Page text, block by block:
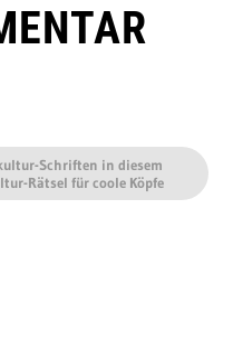
Schriften in diesem
Rätsel für coole Köpfe